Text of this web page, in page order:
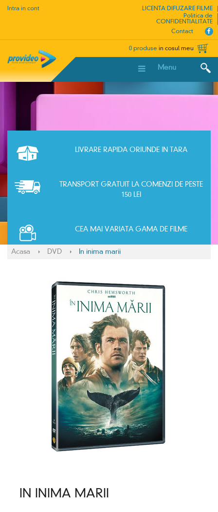
Intra in cont
LICENTA DIFUZARE FILME
Politica de
CONFIDENTIALITATE
Contact
0 produse in cosul meu
Menu
LIVRARE RAPIDA ORIUNDE IN TARA
TRANSPORT GRATUIT LA COMENZI DE PESTE
150 LEI
CEA MAI VARIATA GAMA DE FILME
Acasa DVD In inima marii
IN INIMA MARII